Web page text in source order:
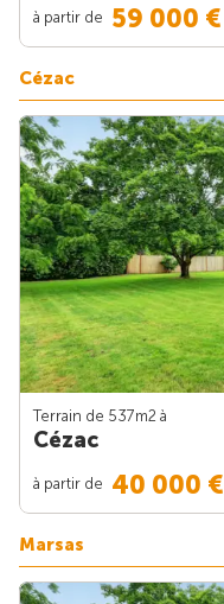
à partir de 59 000 €
Cézac
Terrain de 537m2 à
Cézac
à partir de 40 000 €
Marsas